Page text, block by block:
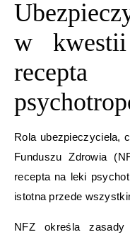
w
Rola ubezpieczyciela,
Funduszu Zdrowia
recepta na leki
istotna przede
NFZ określa